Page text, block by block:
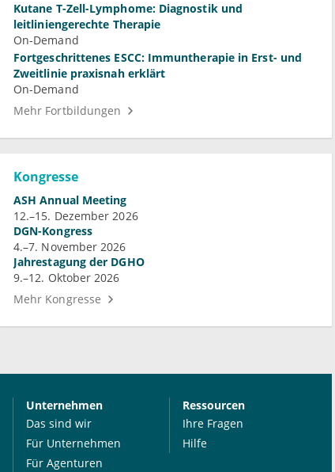
Kutane T-Zell-Lymphome: Diagnostik und
leitliniengerechte Therapie
On-Demand
Fortgeschrittenes ESCC: Immuntherapie in Erst- und
Zweitlinie praxisnah erklärt
On-Demand
Mehr Fortbildungen
Kongresse
ASH Annual Meeting
12.–15. Dezember 2026
DGN-Kongress
4.–7. November 2026
Jahrestagung der DGHO
9.–12. Oktober 2026
Mehr Kongresse
Unternehmen
Das sind wir
Für Unternehmen
Für Agenturen
Ressourcen
Ihre Fragen
Hilfe